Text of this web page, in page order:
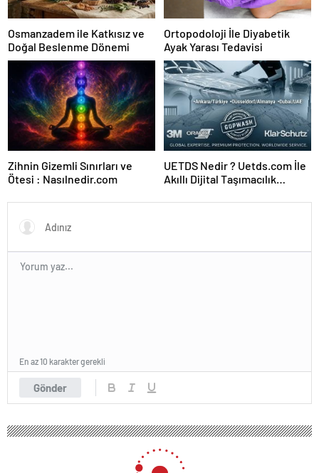
Osmanzadem ile Katkısız ve
Doğal Beslenme Dönemi
Ortopodoloji İle Diyabetik
Ayak Yarası Tedavisi
Zihnin Gizemli Sınırları ve
Ötesi : Nasılnedir.com
UETDS Nedir ? Uetds.com İle
Akıllı Dijital Taşımacılık
Gönder
En az 10 karakter gerekli